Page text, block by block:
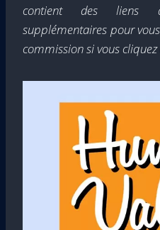
contient des liens
supplémentaires pour
commission si vous